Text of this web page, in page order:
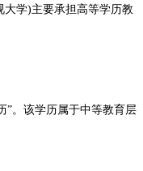
学)主要承担高等学历教
”。该学历属于中等教育层